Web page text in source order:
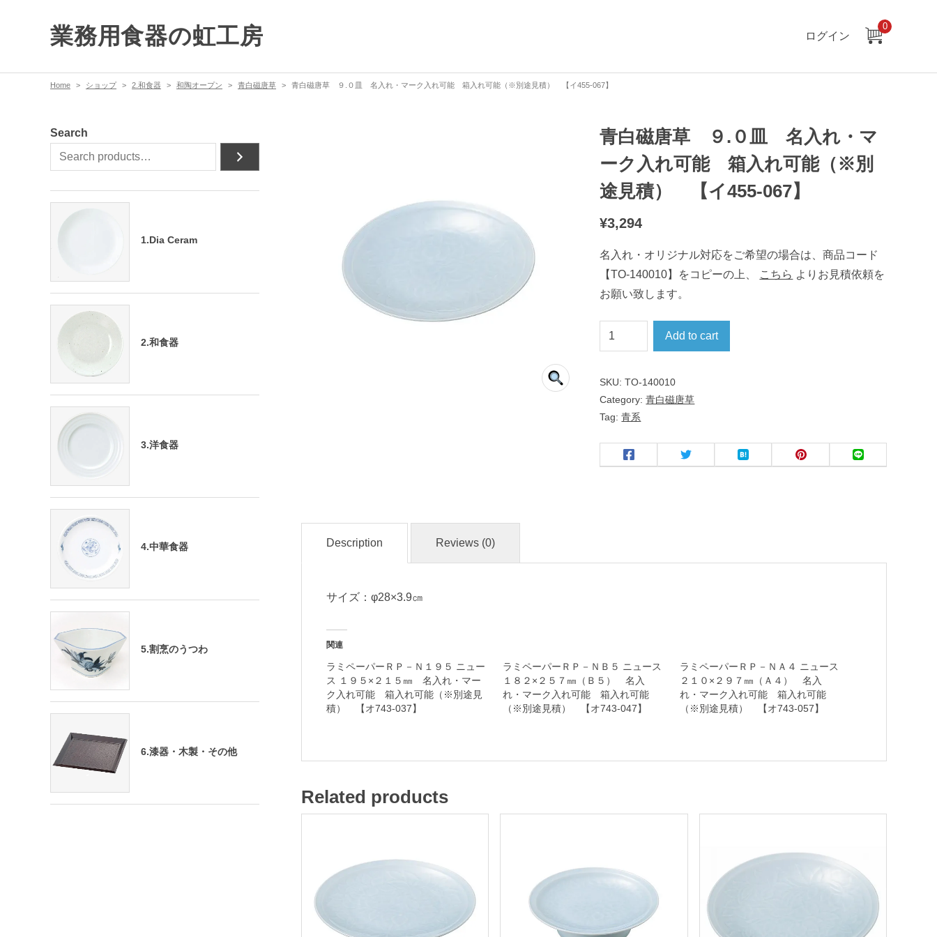
業務用食器の虹工房 ログイン
0
Home ショップ 2.和食器 和陶オープン 青白磁唐草 青白磁唐草 ９.０皿 名入れ・マーク入れ可能 箱入れ可能（※別途見積） 【イ455-067】
青白磁唐草 ９.０皿 名入れ・マ
ーク入れ可能 箱入れ可能（※別
途見積） 【イ455-067】
¥3,294
名入れ・オリジナル対応をご希望の場合は、商品コード
【TO-140010】をコピーの上、
こちら よりお見積依頼を
お願い致します。
青
白
唐
９
.
入
ク
入
れ
れ
途
Add to cart
SKU:TO-140010
Category:青白磁唐草
Tag:青系
Description Reviews (0)
サイズ：φ28×3.9㎝
関連
ラミペーパーＲＰ－Ｎ１９５ ニュー
ス １９５×２１５㎜ 名入れ・マー
ク入れ可能 箱入れ可能（※別途見
積） 【オ743-037】
ラミペーパーＲＰ－ＮＢ５ ニュース
１８２×２５７㎜（Ｂ５） 名入
れ・マーク入れ可能 箱入れ可能
（※別途見積） 【オ743-047】
ラミペーパーＲＰ－ＮＡ４ ニュース
２１０×２９７㎜（Ａ４） 名入
れ・マーク入れ可能 箱入れ可能
（※別途見積） 【オ743-057】
Related products
Search
1.Dia Ceram
2.和食器
3.洋食器
4.中華食器
5.割烹のうつわ
6.漆器・木製・その他